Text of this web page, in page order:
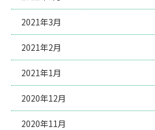
2021年3月
2021年2月
2021年1月
2020年12月
2020年11月